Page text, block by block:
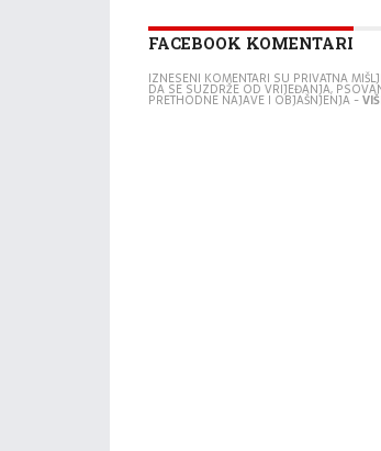
FACEBOOK KOMENTARI
IZNESENI KOMENTARI SU PRIVATNA
DA SE SUZDRŽE OD VRIJEĐANJA,
PRETHODNE NAJAVE I OBJAŠNJENJA -